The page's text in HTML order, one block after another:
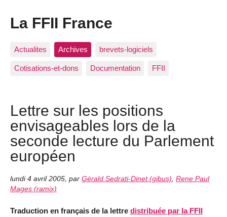
La FFII France
Actualites Archives brevets-logiciels
Cotisations-et-dons Documentation FFII
Lettre sur les positions
envisageables lors de la
seconde lecture du Parlement
européen
lundi 4 avril 2005 par Gérald Sedrati-Dinet (gibus) Rene Paul
Mages (ramix)
Traduction en français de la lettre distribuée par la FFII